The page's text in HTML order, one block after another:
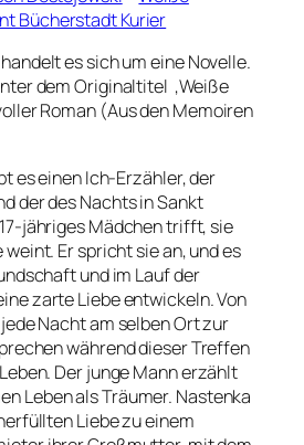
Bücherstadt Kurier
handelt es sich um eine Novelle.
dem Originaltitel ‚Weiße
Roman (Aus den Memoiren
es einen Ich-Erzähler, der
der des Nachts in Sankt
jähriges Mädchen trifft, sie
Er spricht sie an, und es
und im Lauf der
zarte Liebe entwickeln. Von
Nacht am selben Ort zur
während dieser Treffen
Der junge Mann erzählt
Leben als Träumer. Nastenka
Liebe zu einem